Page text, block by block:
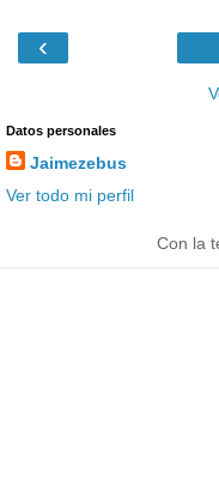
‹
Datos personales
Jaimezebus
Ver todo mi perfil
Con la